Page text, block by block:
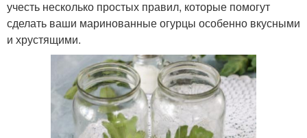
учесть несколько простых правил, которые помогут
сделать ваши маринованные огурцы особенно вкусными
и хрустящими.